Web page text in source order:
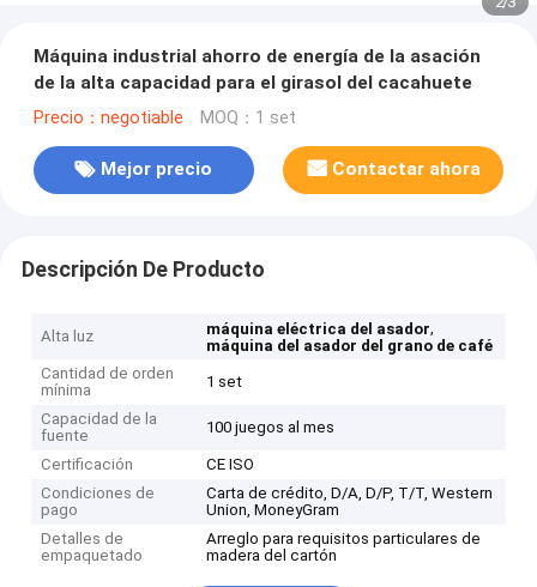
Máquina industrial ahorro de energía de la asación
de la alta capacidad para el girasol del cacahuete
Precio：negotiable MOQ：1 set
Mejor precio Contactar ahora
Descripción De Producto
Alta luz máquina eléctrica del asador,
máquina del asador del grano de café
Cantidad de orden
mínima
1 set
Capacidad de la
fuente
100 juegos al mes
Certificación
CE ISO
Condiciones de
pago
Carta de crédito, D/A, D/P, T/T, Western
Union, MoneyGram
Detalles de
empaquetado
Arreglo para requisitos particulares de
madera del cartón